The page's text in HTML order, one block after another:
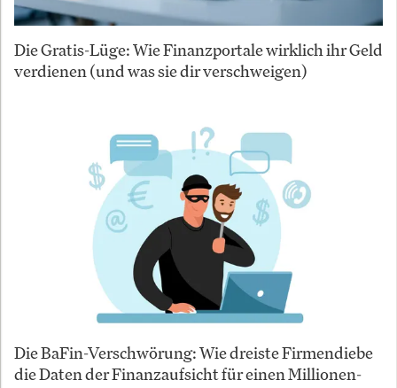
Die Gratis-Lüge: Wie Finanzportale wirklich ihr Geld
verdienen (und was sie dir verschweigen)
Die BaFin-Verschwörung: Wie dreiste Firmendiebe
die Daten der Finanzaufsicht für einen Millionen-